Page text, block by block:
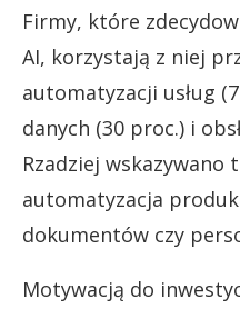
Firmy, które
AI, korzystają z niej
automatyzacji usług
danych (30 proc.) i
Rzadziej wskazywano
automatyzacja
dokumentów czy
Motywacją do